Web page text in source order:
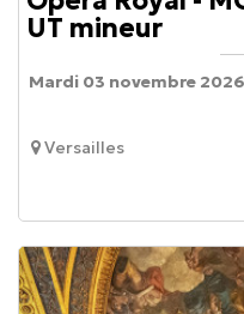
UT mineur
Versailles
Mardi 03 novembre 2026